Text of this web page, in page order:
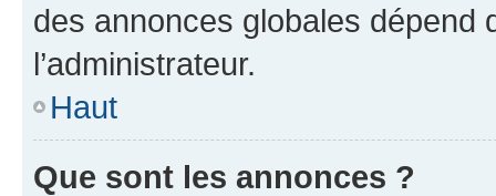
des annonces globales dépend
l’administrateur.
Haut
Que sont les annonces ?